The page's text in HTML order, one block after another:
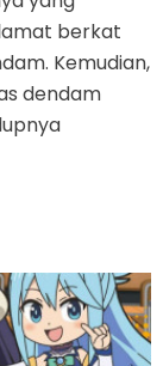
berkat
Kemudian,
dendam